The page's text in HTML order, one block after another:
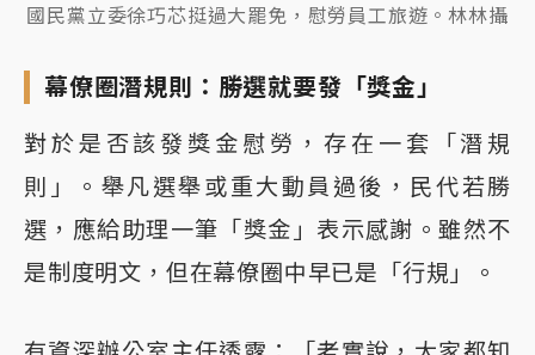
國民黨立委徐巧芯挺過大罷免，慰勞員工旅遊。林林攝
幕僚圈潛規則：勝選就要發「獎金」
對於是否該發獎金慰勞，存在一套「潛規
則」。舉凡選舉或重大動員過後，民代若勝
選，應給助理一筆「獎金」表示感謝。雖然不
是制度明文，但在幕僚圈中早已是「行規」。